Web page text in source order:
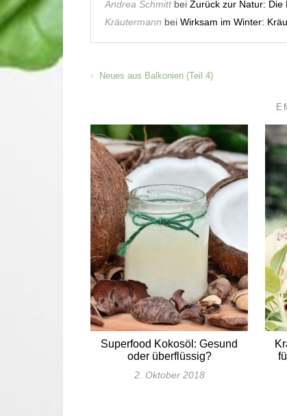
Andrea Schmittbei Zurück zur Natur: Die
Kräutermann bei Wirksam im Winter:
Neues aus Balkonien (Teil 4)
Superfood Kokosöl: Gesund
oder überflüssig?
2. Oktober 2018